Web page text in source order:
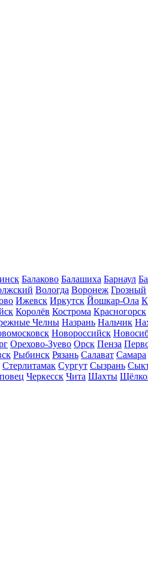
Балаково Балашиха Барнаул
Вологда Воронеж Грозный
Ижевск Иркутск Йошкар-Ола
Королёв Кострома Красногорск
Челны Назрань Нальчик
Новороссийск
Орехово-Зуево Орск Пенза
Рыбинск Рязань Салават Самара
Стерлитамак Сургут Сызрань
Черкесск Чита Шахты